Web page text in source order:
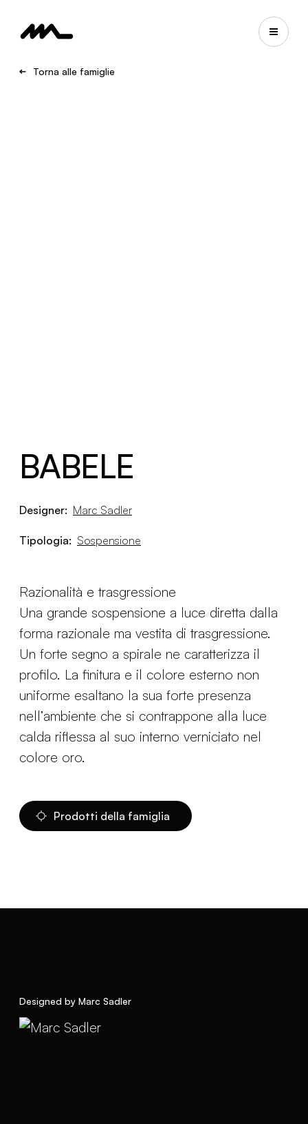
Torna alle famiglie
BABELE
Designer: Marc Sadler
Tipologia: Sospensione
Razionalità e trasgressione
Una grande sospensione a luce diretta dalla
forma razionale ma vestita di trasgressione.
Un forte segno a spirale ne caratterizza il
profilo. La finitura e il colore esterno non
uniforme esaltano la sua forte presenza
nell’ambiente che si contrappone alla luce
calda riflessa al suo interno verniciato nel
colore oro.
Prodotti della famiglia
Designed by Marc Sadler